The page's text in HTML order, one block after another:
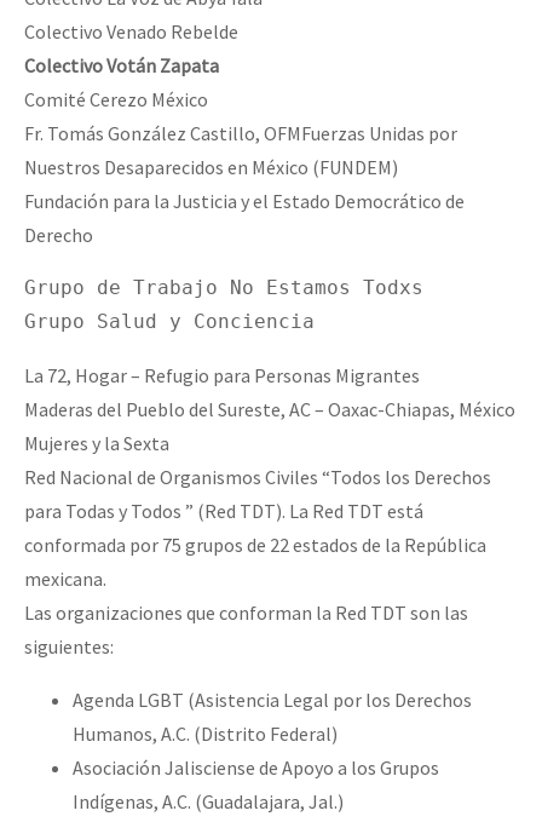
Colectivo Venado Rebelde
ColectivoVotán Zapata
Comité Cerezo México
Fr. Tomás González Castillo, OFMFuerzas Unidas por
Nuestros Desaparecidos en México (FUNDEM)
Fundación para la Justicia y el Estado Democrático de
Derecho
Grupo de Trabajo No Estamos Todxs
Grupo Salud y Conciencia
La 72, Hogar – Refugio para Personas Migrantes
Maderas del Pueblo del Sureste, AC – Oaxac-Chiapas, México
Mujeres y la Sexta
Red Nacional de Organismos Civiles “Todos los Derechos
para Todas y Todos ” (Red TDT). La Red TDT está
conformada por 75 grupos de 22 estados de la República
mexicana.
Las organizaciones que conforman la Red TDT son las
siguientes:
Agenda LGBT (Asistencia Legal por los Derechos
Humanos, A.C. (Distrito Federal)
Asociación Jalisciense de Apoyo a los Grupos
Indígenas, A.C. (Guadalajara, Jal.)